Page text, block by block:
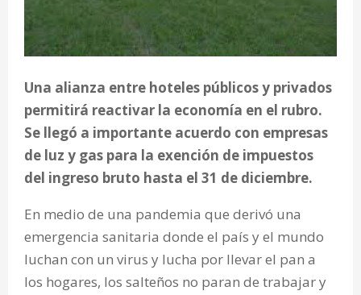
Una alianza entre hoteles públicos y privados
permitirá reactivar la economía en el rubro.
Se llegó a importante acuerdo con empresas
de luz y gas para la exención de impuestos
del ingreso bruto hasta el 31 de diciembre.
En medio de una pandemia que derivó una
emergencia sanitaria donde el país y el mundo
luchan con un virus y lucha por llevar el pan a
los hogares, los salteños no paran de trabajar y